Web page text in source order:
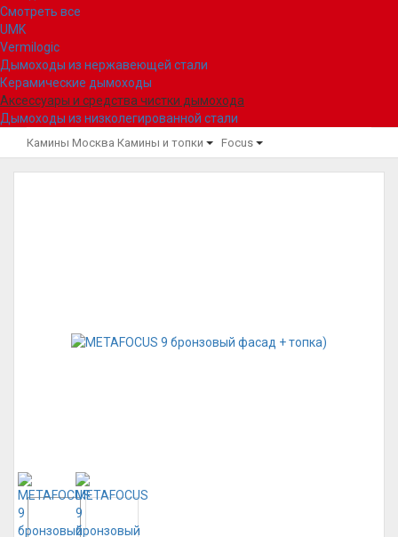
Смотреть все
UMK
Vermilogic
Дымоходы из нержавеющей стали
Керамические дымоходы
Аксессуары и средства чистки дымохода
Дымоходы из низколегированной стали
Камины Москва Камины и топки Focus